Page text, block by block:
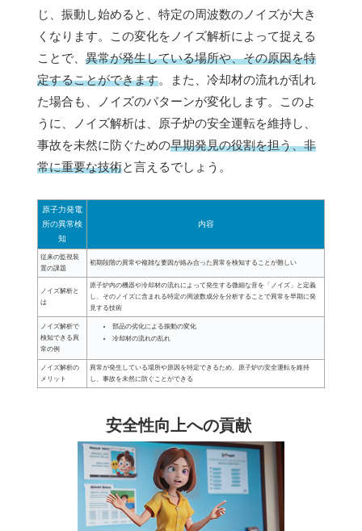
じ、振動し始めると、特定の周波数のノイズが大き
くなります。この変化をノイズ解析によって捉える
ことで、 異常が発生している場所や、その原因を特
定することができます。また、冷却材の流れが乱れ
た場合も、ノイズのパターンが変化します。このよ
うに、ノイズ解析は、原子炉の安全運転を維持し、
事故を未然に防ぐための早期発見の役割を担う、非
常に重要な技術と言えるでしょう。
原子力発電
所の異常検
知
内容
従来の監視装
置の課題
初期段階の異常や複雑な要因が絡み合った異常を検知することが難しい
ノイズ解析と
は
原子炉内の機器や冷却材の流れによって発生する微細な音を「ノイズ」と定義
し、そのノイズに含まれる特定の周波数成分を分析することで異常を早期に発
見する技術
ノイズ解析で
検知できる異
常の例
部品の劣化による振動の変化
冷却材の流れの乱れ
ノイズ解析の
メリット
異常が発生している場所や原因を特定できるため、原子炉の安全運転を維持
し、事故を未然に防ぐことができる
安全性向上への貢献